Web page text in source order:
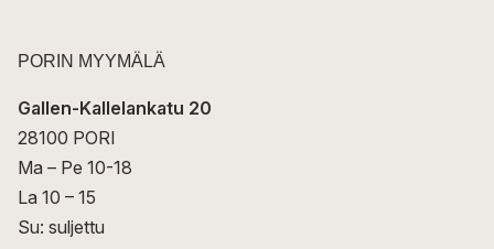
PORIN MYYMÄLÄ
Gallen-Kallelankatu 20
28100 PORI
Ma – Pe 10-18
La 10 – 15
Su: suljettu